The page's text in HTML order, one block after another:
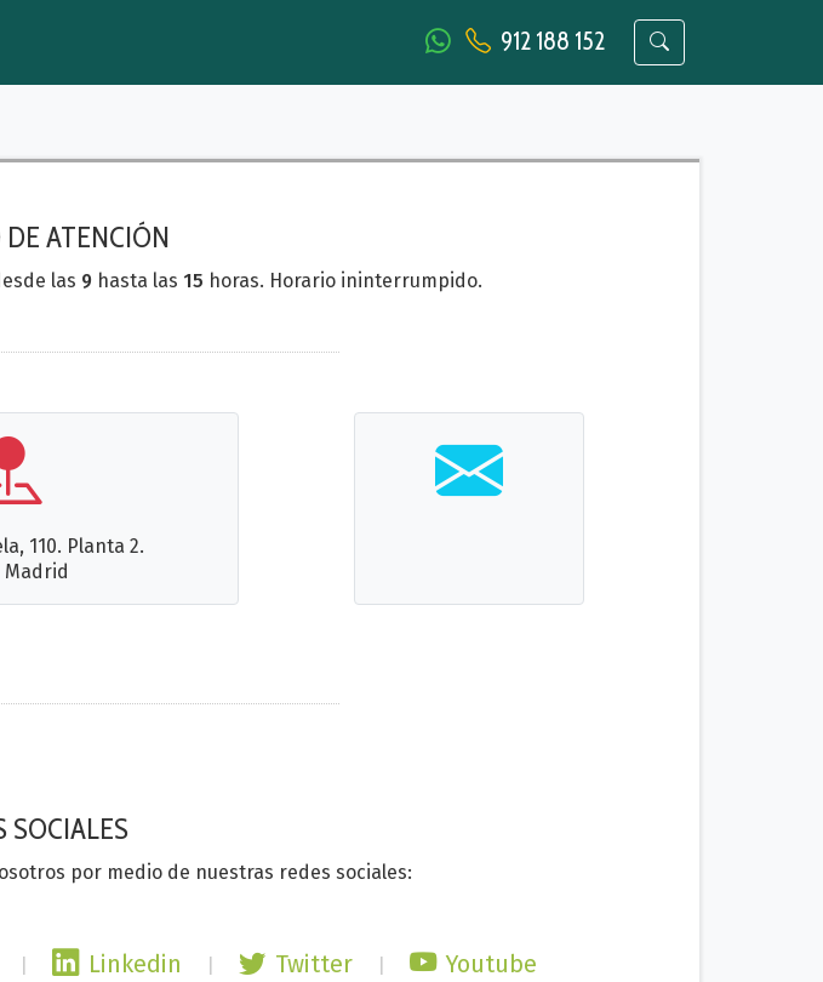
912 188 152
nosotros
ATENCIÓN
las 9hasta las 15 horas. Horario ininterrumpido.
110. Planta 2.
Madrid
SOCIALES
por medio de nuestras redes sociales:
Linkedin Twitter Youtube